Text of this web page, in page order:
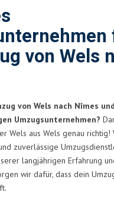
von Wels
von Wels nach Nîmes
Umzugsunternehmen?
Wels aus Wels genau
zuverlässige
langjährigen Erfahrung
wir dafür, dass dein